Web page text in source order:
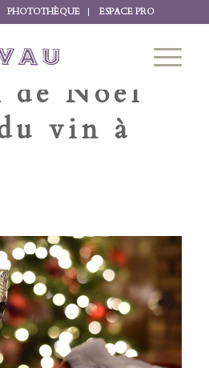
PHOTOTHÈQUE ESPACE PRO
: Les
de Noël
vin à